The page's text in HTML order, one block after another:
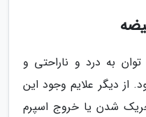
به درد و ناراحتی و
از دیگر علایم وجود این
شدن یا خروج اسپرم